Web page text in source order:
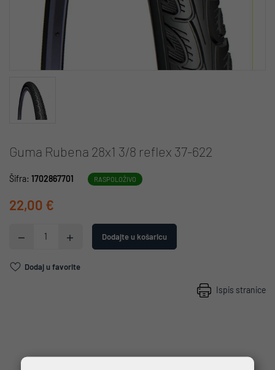
Guma Rubena 28x1 3/8 reflex 37-622
Šifra: 1702867701 RASPOLOŽIVO
22,00 €
Dodajte u košaricu
Dodaj u favorite
Ispis stranice